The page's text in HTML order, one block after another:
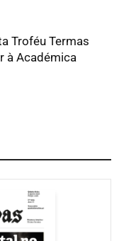
Troféu Termas
à Académica